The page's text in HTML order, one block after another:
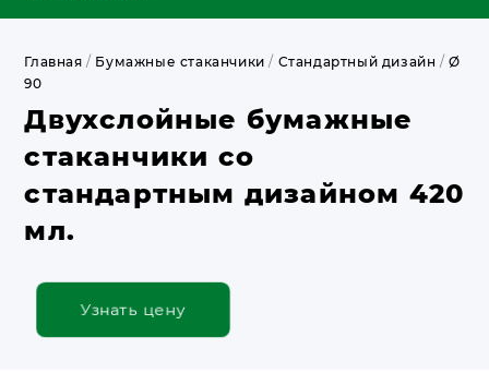
Главная / Бумажные стаканчики / Стандартный дизайн / Ø
90
Двухслойные бумажные
стаканчики со
стандартным дизайном 420
мл.
Узнать цену